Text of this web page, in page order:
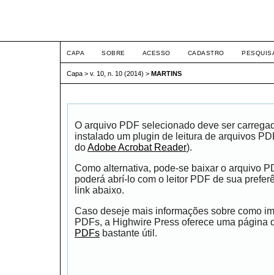
CAPA SOBRE ACESSO CADASTRO
Capa > v. 10, n. 10 (2014) > MARTINS
O arquivo PDF selecionado deve ser
instalado um plugin de leitura de arquivos
doAdobe Acrobat Reader).
Como alternativa, pode-se baixar o arquivo
poderá abrí-lo com o leitor PDF de sua
link abaixo.
Caso deseje mais informações sobre como
PDFs, a Highwire Press oferece uma página
PDFs bastante útil.